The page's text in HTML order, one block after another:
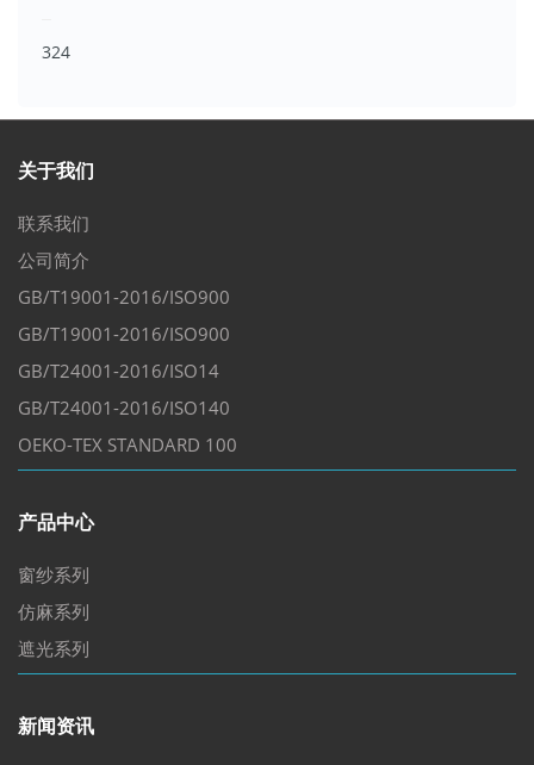
324
关于我们
联系我们
公司简介
GB/T19001-2016/ISO900
GB/T19001-2016/ISO900
GB/T24001-2016/ISO14
GB/T24001-2016/ISO140
OEKO-TEX STANDARD 100
产品中心
窗纱系列
仿麻系列
遮光系列
新闻资讯